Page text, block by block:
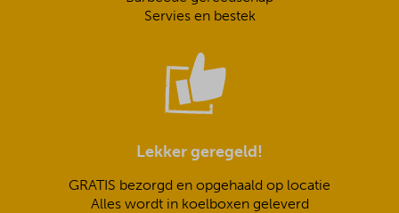
Servies en bestek
Lekker geregeld!
GRATIS bezorgd en opgehaald op locatie
Alles wordt in koelboxen geleverd